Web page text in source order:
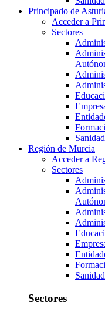
Principado de
Acceder a
Sectores
Sanidad
Región de Murcia
Acceder a
Sectores
Sanidad
Sectores